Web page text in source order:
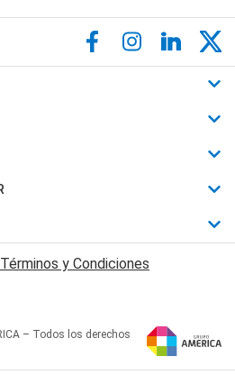
Términos y Condiciones
– Todos los derechos